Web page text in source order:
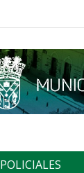
POLICIALES